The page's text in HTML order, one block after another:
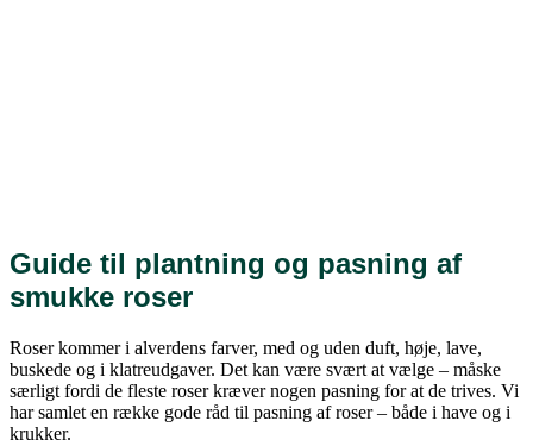
Guide til plantning og pasning af
smukke roser
Roser kommer i alverdens farver, med og uden duft, høje, lave,
buskede og i klatreudgaver. Det kan være svært at vælge – måske
særligt fordi de fleste roser kræver nogen pasning for at de trives. Vi
har samlet en række gode råd til pasning af roser – både i have og i
krukker.